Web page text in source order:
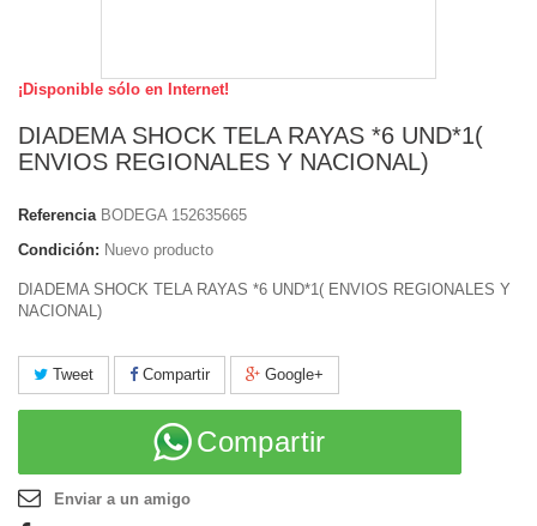
¡Disponible sólo en Internet!
DIADEMA SHOCK TELA RAYAS *6 UND*1(
ENVIOS REGIONALES Y NACIONAL)
Referencia BODEGA 152635665
Condición: Nuevo producto
DIADEMA SHOCK TELA RAYAS *6 UND*1( ENVIOS REGIONALES Y
NACIONAL)
Tweet Compartir Google+
Compartir
Enviar a un amigo